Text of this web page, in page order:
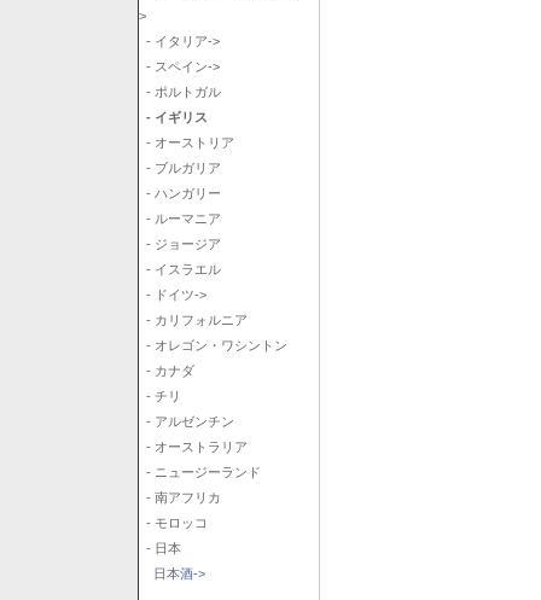
>
- イタリア->
- スペイン->
- ポルトガル
- イギリス
- オーストリア
- ブルガリア
- ハンガリー
- ルーマニア
- ジョージア
- イスラエル
- ドイツ->
- カリフォルニア
- オレゴン・ワシントン
- カナダ
- チリ
- アルゼンチン
- オーストラリア
- ニュージーランド
- 南アフリカ
- モロッコ
- 日本
日本酒->